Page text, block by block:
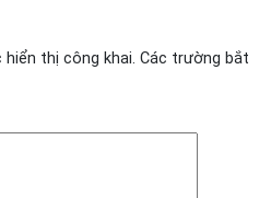
thị công khai. Các trường bắt